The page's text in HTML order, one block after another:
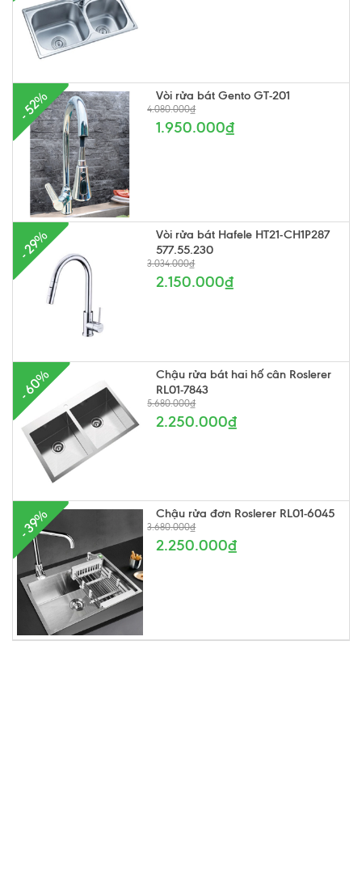
- 52% Vòi rửa bát Gento GT-201
4.080.000₫
1.950.000₫
- 29%
Vòi rửa bát Hafele HT21-CH1P287
577.55.230
3.034.000₫
2.150.000₫
- 60%
Chậu rửa bát hai hố cân Roslerer
RL01-7843
5.680.000₫
2.250.000₫
- 39% Chậu rửa đơn Roslerer RL01-6045
3.680.000₫
2.250.000₫